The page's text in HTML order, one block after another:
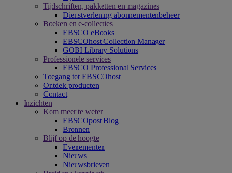
Tijdschriften, pakketten en magazines
Dienstverlening abonnementenbeheer
Boeken en e-collecties
EBSCO eBooks
EBSCOhost Collection Manager
GOBI Library Solutions
Professionele services
EBSCO Professional Services
Toegang tot EBSCOhost
Ontdek producten
Contact
Inzichten
Kom meer te weten
EBSCOpost Blog
Bronnen
Blijf op de hoogte
Evenementen
Nieuws
Nieuwsbrieven